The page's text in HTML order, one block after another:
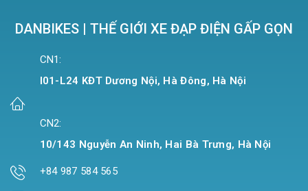
DANBIKES | THẾ GIỚI XE ĐẠP ĐIỆN GẤP GỌN
CN1:
I01-L24 KĐT Dương Nội, Hà Đông, Hà Nội
CN2:
10/143 Nguyễn An Ninh, Hai Bà Trưng, Hà Nội
+84 987 584 565